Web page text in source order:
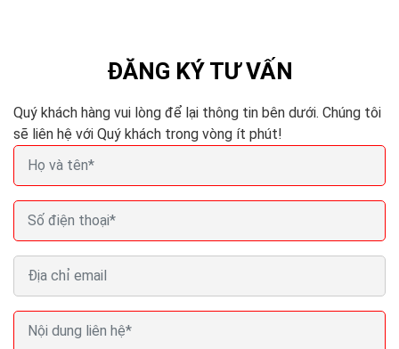
ĐĂNG KÝ TƯ VẤN
Quý khách hàng vui lòng để lại thông tin bên dưới. Chúng tôi
sẽ liên hệ với Quý khách trong vòng ít phút!